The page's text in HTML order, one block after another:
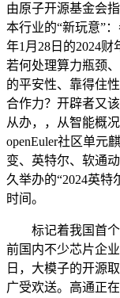
由原子开源基金会
本行业的“新玩意”
年1月28日的2024
若何处理算力瓶颈
的平安性、靠得住
合作力？开辟者又
从办，，从智能概
openEuler社区单元
变、英特尔、软通
久举办的“2024英特
时间。
标记着我国首个
前国内不少芯片企
日，大模子的开源
广受欢送。高通正